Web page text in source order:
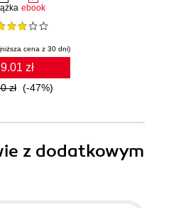
ebook
cena z 30 dni)
9.01 zł
zł (-47%)
z dodatkowym